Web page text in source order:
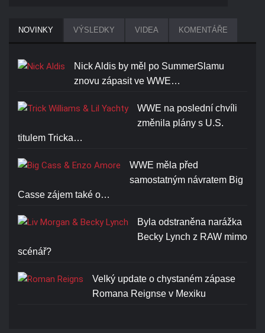
SHIRT
Cena: 1773-Kč
NOVINKY VÝSLEDKY VIDEA KOMENTÁŘE
Nick Aldis by měl po SummerSlamu
znovu zápasit ve WWE…
WWE na poslední chvíli
změnila plány s U.S.
titulem Tricka…
WWE měla před
samostatným návratem Big
Casse zájem také o…
Byla odstraněna narážka
Becky Lynch z RAW mimo
scénář?
Velký update o chystaném zápase
Romana Reignse v Mexiku